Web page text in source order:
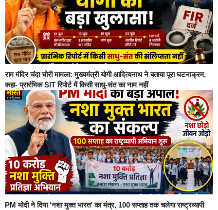
राम मंदिर चंदा चोरी मामला: मुख्यमंत्री योगी आदित्यनाथ ने बताया पूरा घटनाक्रम,
कहा- प्रारंभिक SIT रिपोर्ट में किसी साधु-संत का नाम नहीं
PM मोदी ने दिया ‘नशा मुक्त भारत’ का मंत्र, 100 सप्ताह तक चलेगा राष्ट्रव्यापी